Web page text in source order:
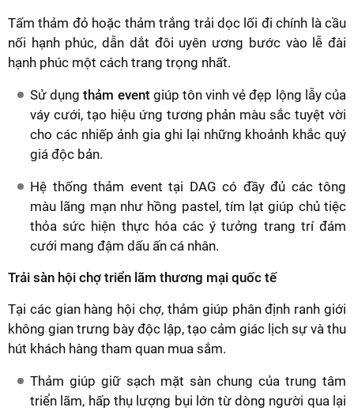
Tấm thảm đỏ hoặc thảm trắng trải dọc lối đi chính là cầu
nối hạnh phúc, dẫn dắt đôi uyên ương bước vào lễ đài
hạnh phúc một cách trang trọng nhất.
Sử dụngthảm eventgiúp tôn vinh vẻ đẹp lộng lẫy của
váy cưới, tạo hiệu ứng tương phản màu sắc tuyệt vời
cho các nhiếp ảnh gia ghi lại những khoảnh khắc quý
giá độc bản.
Hệ thống thảm event tại DAG có đầy đủ các tông
màu lãng mạn như hồng pastel, tím lạt giúp chủ tiệc
thỏa sức hiện thực hóa các ý tưởng trang trí đám
cưới mang đậm dấu ấn cá nhân.
Trải sàn hội chợ triển lãm thương mại quốc tế
Tại các gian hàng hội chợ, thảm giúp phân định ranh giới
không gian trưng bày độc lập, tạo cảm giác lịch sự và thu
hút khách hàng tham quan mua sắm.
Thảm giúp giữ sạch mặt sàn chung của trung tâm
triển lãm, hấp thụ lượng bụi lớn từ dòng người qua lại